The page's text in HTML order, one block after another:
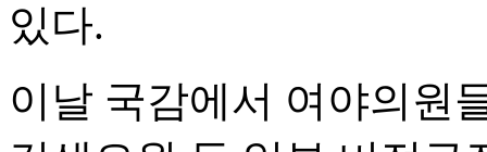
있다.
이날 국감에서 여야의원